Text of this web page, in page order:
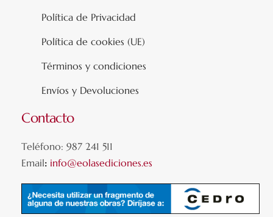
Política de Privacidad
Política de cookies (UE)
Términos y condiciones
Envíos y Devoluciones
Contacto
Teléfono: 987 241 511
Email: info@eolasediciones.es